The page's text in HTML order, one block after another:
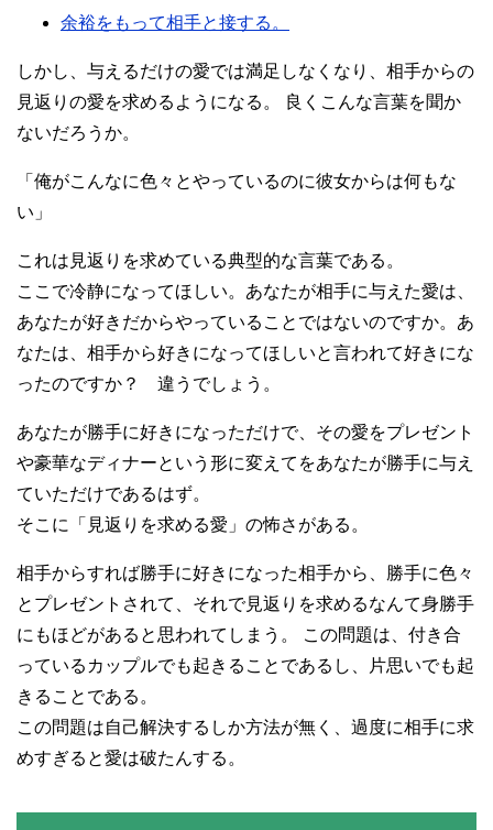
余裕をもって相手と接する。
しかし、与えるだけの愛では満足しなくなり、相手からの
見返りの愛を求めるようになる。 良くこんな言葉を聞か
ないだろうか。
「俺がこんなに色々とやっているのに彼女からは何もな
い」
これは見返りを求めている典型的な言葉である。
ここで冷静になってほしい。あなたが相手に与えた愛は、
あなたが好きだからやっていることではないのですか。あ
なたは、相手から好きになってほしいと言われて好きにな
ったのですか？ 違うでしょう。
あなたが勝手に好きになっただけで、その愛をプレゼント
や豪華なディナーという形に変えてをあなたが勝手に与え
ていただけであるはず。
そこに「見返りを求める愛」の怖さがある。
相手からすれば勝手に好きになった相手から、勝手に色々
とプレゼントされて、それで見返りを求めるなんて身勝手
にもほどがあると思われてしまう。 この問題は、付き合
っているカップルでも起きることであるし、片思いでも起
きることである。
この問題は自己解決するしか方法が無く、過度に相手に求
めすぎると愛は破たんする。